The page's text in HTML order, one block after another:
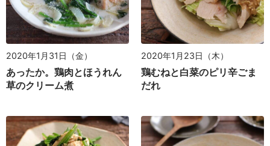
2020年1月31日（金）
あったか。鶏肉とほうれん
草のクリーム煮
2020年1月23日（木）
鶏むねと白菜のピリ辛ごま
だれ